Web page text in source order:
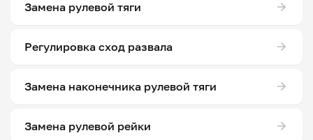
Замена рулевой тяги
Регулировка сход развала
Замена наконечника рулевой тяги
Замена рулевой рейки